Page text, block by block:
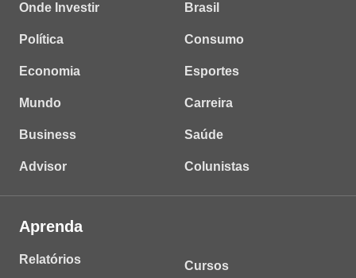
Onde Investir
Política
Economia
Mundo
Business
Advisor
Brasil
Consumo
Esportes
Carreira
Saúde
Colunistas
Aprenda
Relatórios Cursos